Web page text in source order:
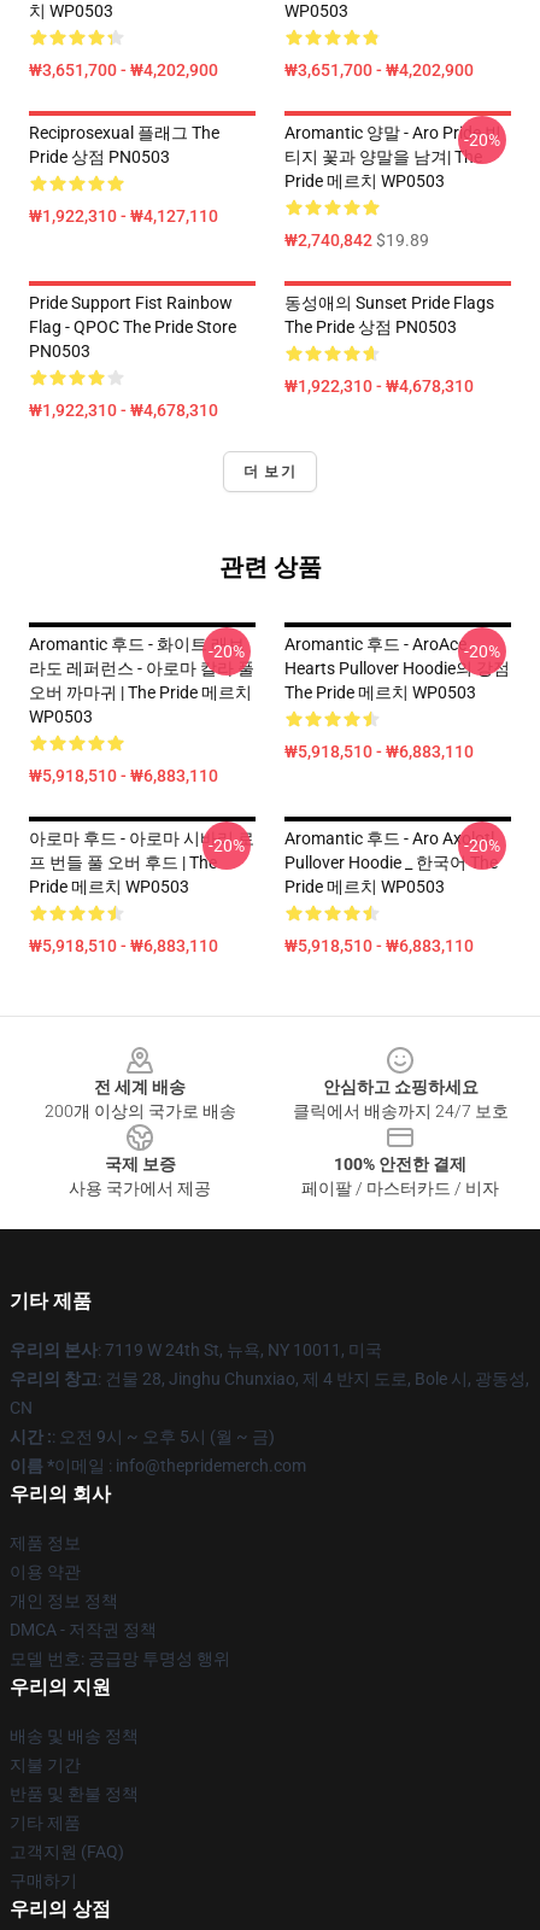
치 WP0503
₩3,651,700 - ₩4,202,900
WP0503
₩3,651,700 - ₩4,202,900
Reciprosexual 플래그 The
Pride 상점 PN0503
₩1,922,310 - ₩4,127,110
Aromantic 양말 - Aro Pride 빈
티지 꽃과 양말을 남겨| The
Pride 메르치 WP0503
₩2,740,842$19.89
-20%
Pride Support Fist Rainbow
Flag - QPOC The Pride Store
PN0503
₩1,922,310 - ₩4,678,310
동성애의 Sunset Pride Flags
The Pride 상점 PN0503
₩1,922,310 - ₩4,678,310
더 보기
관련 상품
Aromantic 후드 - 화이트 래브
라도 레퍼런스 - 아로마 칼라 풀
오버 까마귀 | The Pride 메르치
WP0503
₩5,918,510 - ₩6,883,110
-20%
Aromantic 후드 - AroAce
Hearts Pullover Hoodie의 강점
The Pride 메르치 WP0503
₩5,918,510 - ₩6,883,110
-20%
아로마 후드 - 아로마 시바리 로
프 번들 풀 오버 후드 | The
Pride 메르치 WP0503
₩5,918,510 - ₩6,883,110
-20%
Aromantic 후드 - Aro Axolotl
Pullover Hoodie _ 한국어 The
Pride 메르치 WP0503
₩5,918,510 - ₩6,883,110
-20%
전 세계 배송
200개 이상의 국가로 배송
안심하고 쇼핑하세요
클릭에서 배송까지 24/7 보호
국제 보증
사용 국가에서 제공
100% 안전한 결제
페이팔 / 마스터카드 / 비자
기타 제품
우리의 본사: 7119 W 24th St, 뉴욕, NY 10011, 미국
우리의 창고: 건물 28, Jinghu Chunxiao, 제 4 반지 도로, Bole 시, 광동성,
CN
시간 :: 오전 9시 ~ 오후 5시 (월 ~ 금)
이름 *이메일 : info@thepridemerch.com
우리의 회사
제품 정보
이용 약관
개인 정보 정책
DMCA - 저작권 정책
모델 번호: 공급망 투명성 행위
우리의 지원
배송 및 배송 정책
지불 기간
반품 및 환불 정책
기타 제품
고객지원 (FAQ)
구매하기
우리의 상점